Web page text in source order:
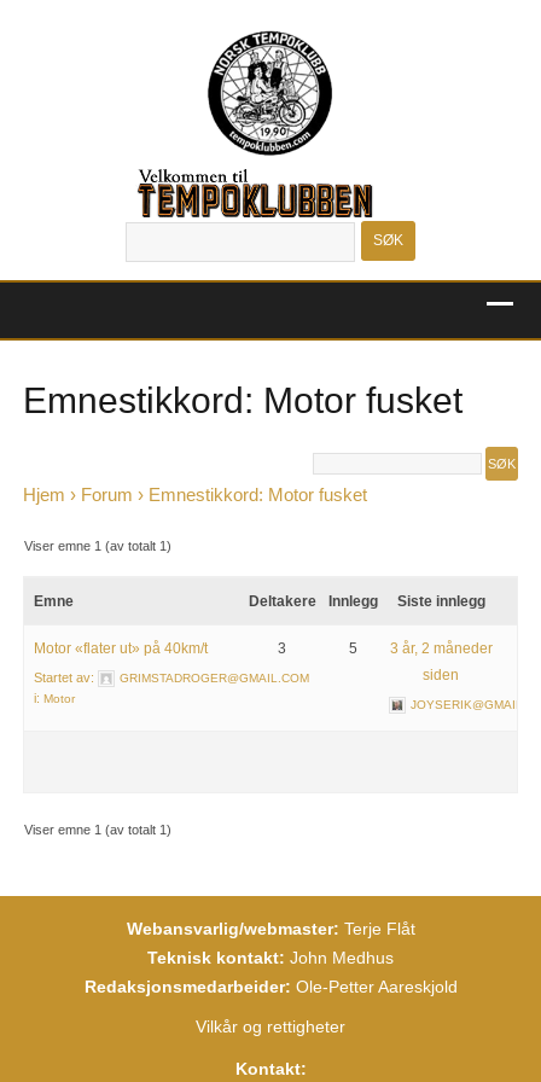
Emnestikkord: Motor fusket
Hjem › Forum › Emnestikkord: Motor fusket
Viser emne 1 (av totalt 1)
Emne Deltakere Innlegg Siste innlegg
Motor «flater ut» på 40km/t
Startet av: GRIMSTADROGER@GMAIL.COM
i: Motor
3 5
3 år, 2 måneder
siden
Viser emne 1 (av totalt 1)
Webansvarlig/webmaster: Terje Flåt
Teknisk kontakt: John Medhus
Redaksjonsmedarbeider: Ole-Petter Aareskjold
Vilkår og rettigheter
Kontakt: